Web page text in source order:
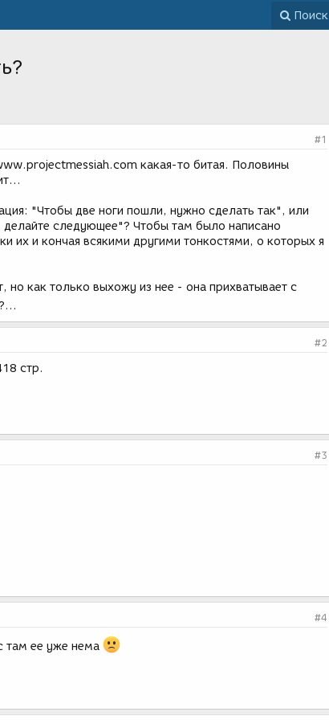
Поиск
#1
какая-то битая. Половины
"Чтобы две ноги пошли, нужно сделать так", или
следующее"? Чтобы там было написано
их и кончая всякими другими тонкостями, о которых я
но как только выхожу из нее - она прихватывает с
#2
стр.
#3
#4
там ее уже нема